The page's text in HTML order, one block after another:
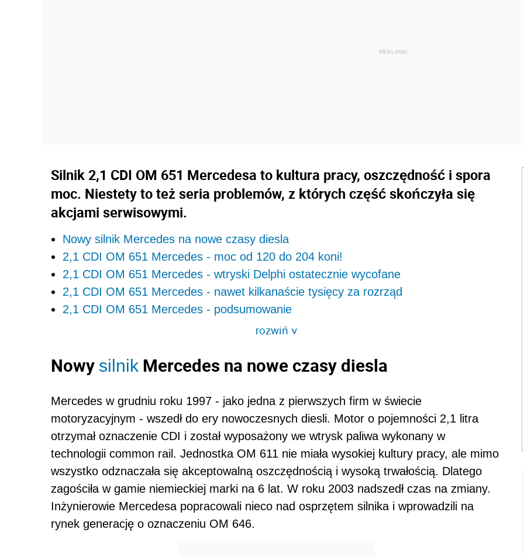
Silnik 2,1 CDI OM 651 Mercedesa to kultura pracy, oszczędność i spora
moc. Niestety to też seria problemów, z których część skończyła się
akcjami serwisowymi.
Nowy silnik Mercedes na nowe czasy diesla
2,1 CDI OM 651 Mercedes - moc od 120 do 204 koni!
2,1 CDI OM 651 Mercedes - wtryski Delphi ostatecznie wycofane
2,1 CDI OM 651 Mercedes - nawet kilkanaście tysięcy za rozrząd
2,1 CDI OM 651 Mercedes - podsumowanie
rozwiń>
Nowy silnik Mercedes na nowe czasy diesla
Mercedes w grudniu roku 1997 - jako jedna z pierwszych firm w świecie
motoryzacyjnym - wszedł do ery nowoczesnych diesli. Motor o pojemności 2,1 litra
otrzymał oznaczenie CDI i został wyposażony we wtrysk paliwa wykonany w
technologii common rail. Jednostka OM 611 nie miała wysokiej kultury pracy, ale mimo
wszystko odznaczała się akceptowalną oszczędnością i wysoką trwałością. Dlatego
zagościła w gamie niemieckiej marki na 6 lat. W roku 2003 nadszedł czas na zmiany.
Inżynierowie Mercedesa popracowali nieco nad osprzętem silnika i wprowadzili na
rynek generację o oznaczeniu OM 646.